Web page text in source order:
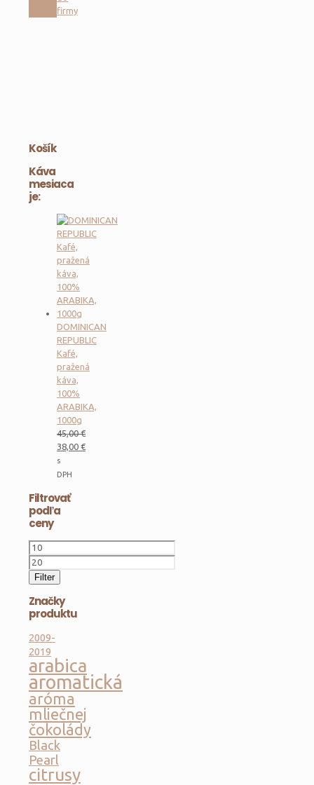
firmy
Košík
Káva
mesiaca
je:
DOMINICAN
REPUBLIC
Kafé,
pražená
káva,
100%
ARABIKA,
1000g
45,00€
Pôvodná
cena
bola:
38,00 €
Aktuálna
cena
38,00 €.
s
DPH
Filtrovať
podľa
ceny
Minimálna
cena
Maximálna
cena
Filter
Značky
produktu
2009-
2019
arabica
aromatická
aróma
mliečnej
čokolády
Black
Pearl
citrusy